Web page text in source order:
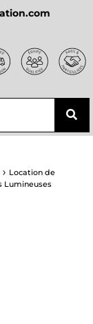
Location de
Lumineuses